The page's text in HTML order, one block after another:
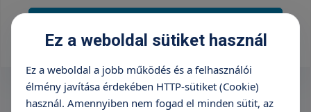
Ez a weboldal sütiket használ
Ez a weboldal a jobb működés és a felhasználói
élmény javítása érdekében HTTP-sütiket (Cookie)
használ. Amennyiben nem fogad el minden sütit, az